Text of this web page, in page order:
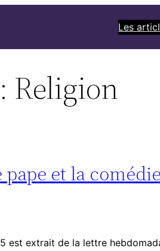
Les
Religion
et la
est extrait de la lettre